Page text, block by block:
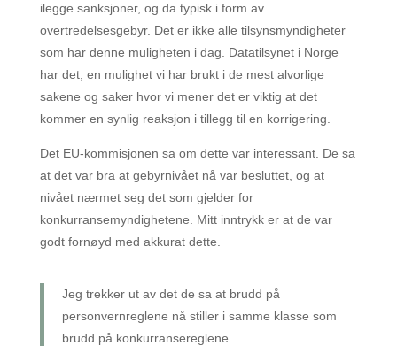
ilegge sanksjoner, og da typisk i form av
overtredelsesgebyr. Det er ikke alle tilsynsmyndigheter
som har denne muligheten i dag. Datatilsynet i Norge
har det, en mulighet vi har brukt i de mest alvorlige
sakene og saker hvor vi mener det er viktig at det
kommer en synlig reaksjon i tillegg til en korrigering.
Det EU-kommisjonen sa om dette var interessant. De sa
at det var bra at gebyrnivået nå var besluttet, og at
nivået nærmet seg det som gjelder for
konkurransemyndighetene. Mitt inntrykk er at de var
godt fornøyd med akkurat dette.
Jeg trekker ut av det de sa at brudd på
personvernreglene nå stiller i samme klasse som
brudd på konkurransereglene.